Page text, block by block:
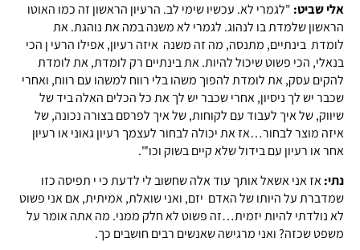
אלי שביט: "לגמרי לא. עכשיו שימי לב. הרעיון הראשון זה כמו האוטו
הראשון שלמדת בו לנהוג. לגמרי לא משנה במה את נוהגת. את
לומדת בינתיים, מתנסה, מה זה משנה איזה רעיון, אפילו הרעי ן הכי
בנאלי, הכי פשוט שיכול להיות. את בינתיים רק לומדת, את לומדת
להקים עסק, את לומדת להפוך משהו בלי רווח למשהו עם רווח, ואחרי
שכבר יש לך ניסיון, אחרי שכבר יש לך את כל הכלים האלה ביד של
שיווק, של איך לעבוד עם לקוחות, של איך לפרסם בצורה נכונה, של
איזה מוצר לבחור…אז את יכולה לבחור לעצמך רעיון גאוני או רעיון
אחר או רעיון עם בידול שלא קיים בשוק וכו'".
נתי:אז אני אשאל אותך עוד אלה שחשוב לי לדעת כי י תפיסה כזו
שמדברת על היותו של האדם יזם, ואני שואלת, אמיתית, אם אני פשוט
לא נולדתי להיות יזמית…זה פשוט לא חלק ממני. מה אתה אומר על
משפט שכזה? ואני מרגישה שאנשים רבים חושבים כך.